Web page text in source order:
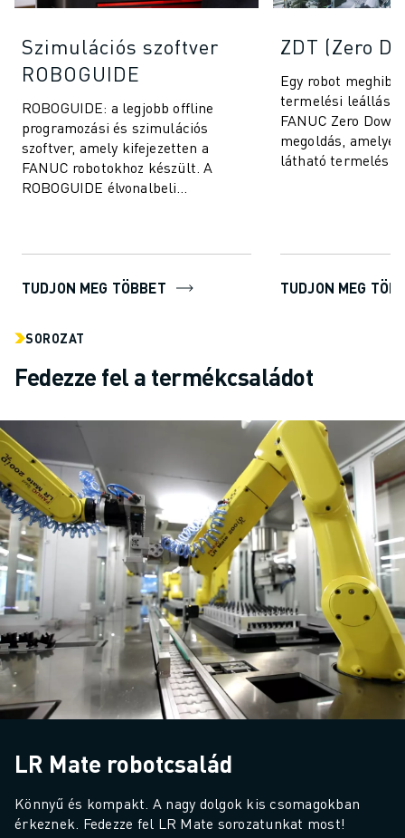
Szimulációs szoftver
ROBOGUIDE
ROBOGUIDE: a legjobb offline
programozási és szimulációs
szoftver, amely kifejezetten a
FANUC robotokhoz készült. A
ROBOGUIDE élvonalbeli
TUDJON MEG TÖBBET
ZDT (Zero
Egy robot
termelési leállást
FANUC Zero
megoldás,
látható termelési
TUDJON MEG
SOROZAT
Fedezze fel a termékcsaládot
LR Mate robotcsalád
Könnyű és kompakt. A nagy dolgok kis csomagokban
érkeznek. Fedezze fel LR Mate sorozatunkat most!